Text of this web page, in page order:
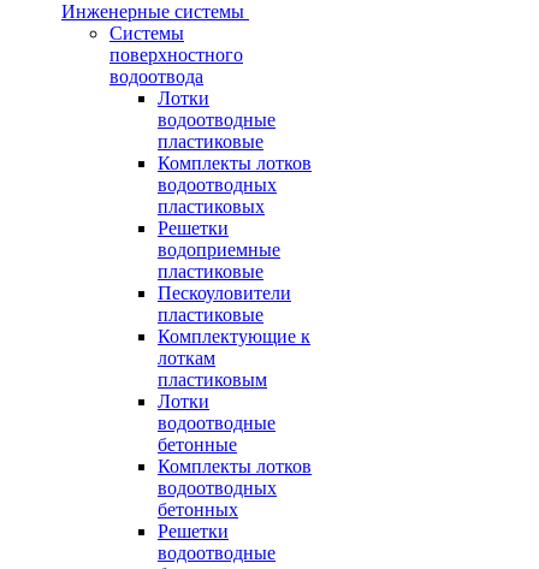
Инженерные системы
Системы
поверхностного
водоотвода
Лотки
водоотводные
пластиковые
Комплекты лотков
водоотводных
пластиковых
Решетки
водоприемные
пластиковые
Пескоуловители
пластиковые
Комплектующие к
лоткам
пластиковым
Лотки
водоотводные
бетонные
Комплекты лотков
водоотводных
бетонных
Решетки
водоотводные